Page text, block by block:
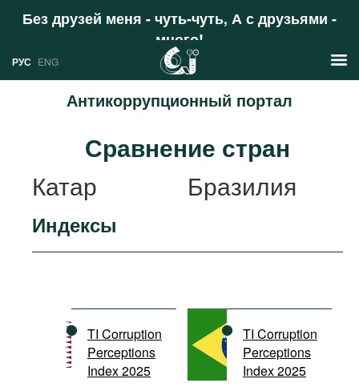
Без друзей меня - чуть-чуть, А с друзьями -
много!
Поддержать
РУС ENG
Антикоррупционный портал
Аналитика
Профили
Стран
Ресурсы
Документы международных
организаций
Фильмы
Сравнение стран
Катар
Бразилия
Индексы
TI Corruption
Perceptions
Index 2025
TI Corruption
Perceptions
Index 2025